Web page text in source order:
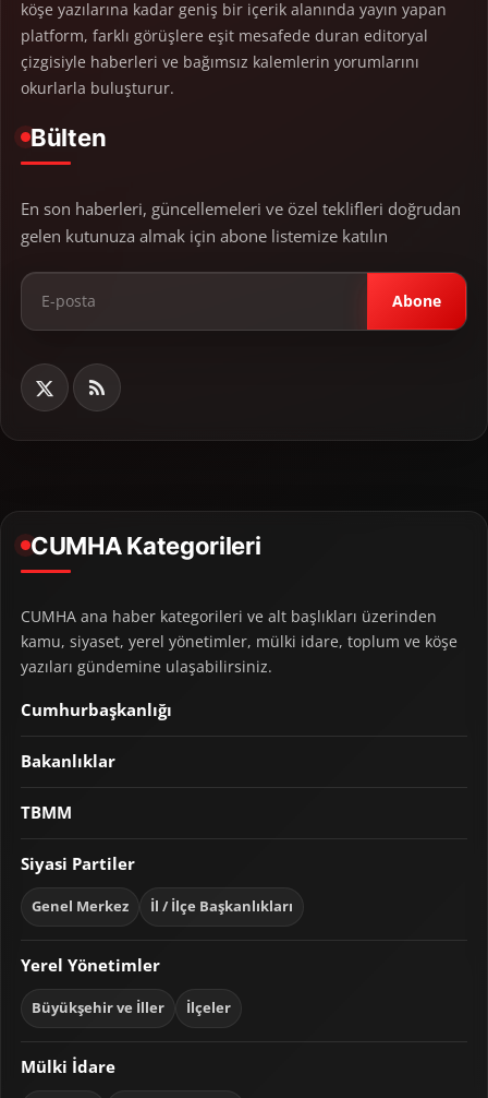
köşe yazılarına kadar geniş bir içerik alanında yayın yapan
platform, farklı görüşlere eşit mesafede duran editoryal
çizgisiyle haberleri ve bağımsız kalemlerin yorumlarını
okurlarla buluşturur.
Bülten
En son haberleri, güncellemeleri ve özel teklifleri doğrudan
gelen kutunuza almak için abone listemize katılın
Abone
CUMHA Kategorileri
CUMHA ana haber kategorileri ve alt başlıkları üzerinden
kamu, siyaset, yerel yönetimler, mülki idare, toplum ve köşe
yazıları gündemine ulaşabilirsiniz.
Cumhurbaşkanlığı
Bakanlıklar
TBMM
Siyasi Partiler
Genel Merkez İl / İlçe Başkanlıkları
Yerel Yönetimler
Büyükşehir ve İller İlçeler
Mülki İdare